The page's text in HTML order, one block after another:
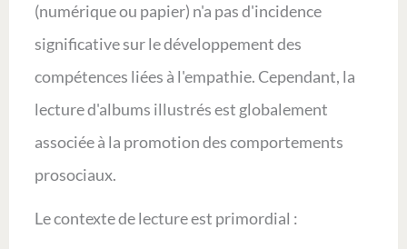
(numérique ou papier) n'a pas d'incidence
significative sur le développement des
compétences liées à l'empathie. Cependant, la
lecture d'albums illustrés est globalement
associée à la promotion des comportements
prosociaux.
Le contexte de lecture est primordial :